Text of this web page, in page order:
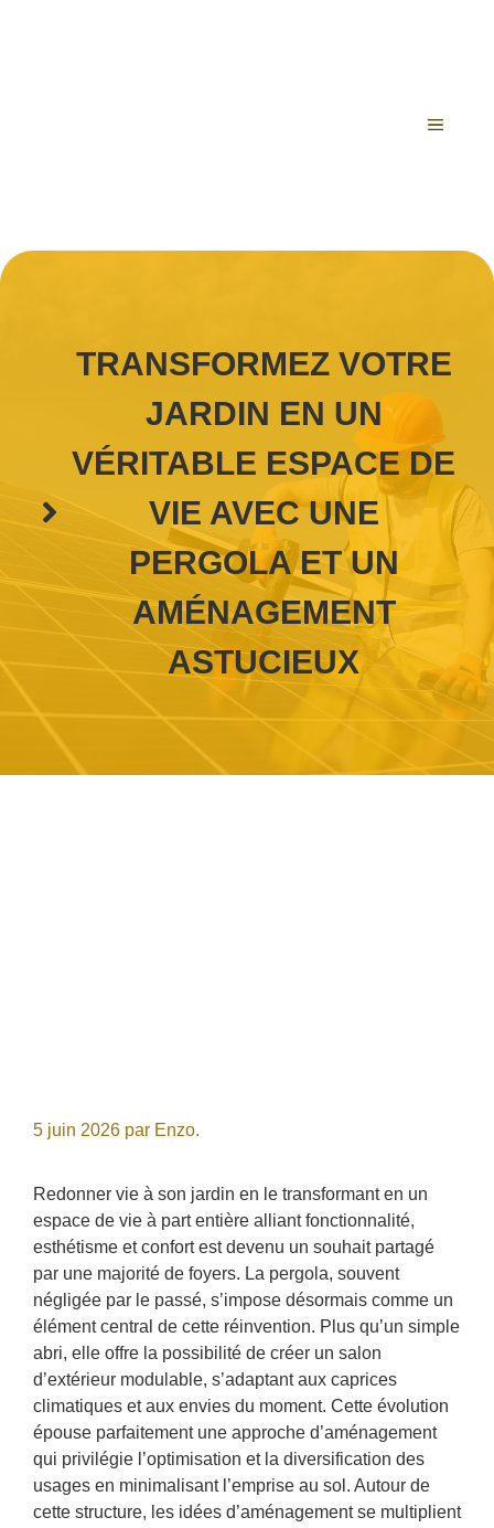
MENU
TRANSFORMEZ VOTRE
JARDIN EN UN
VÉRITABLE ESPACE DE
VIE AVEC UNE
PERGOLA ET UN
AMÉNAGEMENT
ASTUCIEUX
5 juin 2026 par Enzo.
Redonner vie à son jardin en le transformant en un
espace de vie à part entière alliant fonctionnalité,
esthétisme et confort est devenu un souhait partagé
par une majorité de foyers. La pergola, souvent
négligée par le passé, s’impose désormais comme un
élément central de cette réinvention. Plus qu’un simple
abri, elle offre la possibilité de créer un salon
d’extérieur modulable, s’adaptant aux caprices
climatiques et aux envies du moment. Cette évolution
épouse parfaitement une approche d’aménagement
qui privilégie l’optimisation et la diversification des
usages en minimalisant l’emprise au sol. Autour de
cette structure, les idées d’aménagement se multiplient